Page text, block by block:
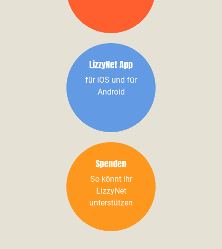
LizzyNet App
für iOS und für
Android
Spenden
So könnt ihr
LizzyNet
unterstützen